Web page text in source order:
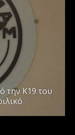
την Κ19 του